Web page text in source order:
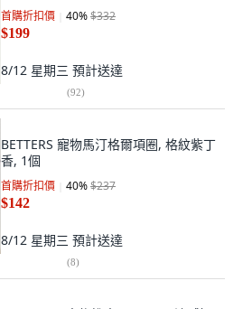
首購折扣價 40%$332
$199
8/12 星期三 預計送達
(92)
BETTERS 寵物馬汀格爾項圈, 格紋紫丁
香, 1個
首購折扣價 40%$237
$142
8/12 星期三 預計送達
(8)